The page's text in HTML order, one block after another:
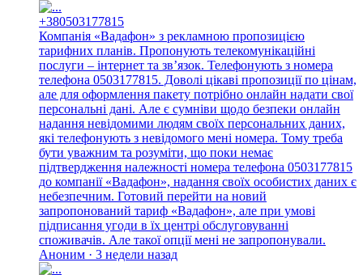
+380503177815
Компанія «Вадафон» з рекламною пропозицією
тарифних планів. Пропонують телекомунікаційні
послуги – інтернет та зв’язок. Телефонують з номера
телефона 0503177815. Доволі цікаві пропозиції по цінам,
але для оформлення пакету потрібно онлайн надати свої
персональні дані. Але є сумніви щодо безпеки онлайн
надання невідомими людям своїх персональних даних,
які телефонують з невідомого мені номера. Тому треба
бути уважним та розуміти, що поки немає
підтвердження належності номера телефона 0503177815
до компанії «Вадафон», надання своїх особистих даних є
небезпечним. Готовий перейти на новий
запропонований тариф «Вадафон», але при умові
підписання угоди в їх центрі обслуговуванні
споживачів. Але такої опції мені не запропонували.
Аноним · 3 недели назад